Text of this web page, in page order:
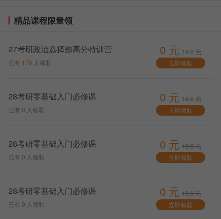
书》和《退出现役证》。
1、现场确认主要是交钱照相签字确认。不过要注
间即网报的截止时间。
2、现场确认时间在2019年11月10日之前，大家要
有现场确认环节，以免错过报名时间。
3、还有一点大家最关注的【学历学位证】，现场确
4、大家可以参考报考所在地省招生办的网报公告，
精品课程限量领
27考研政治选择题高分特训营
已有 176 人领取
0 元 19.9 元
立即领取
28考研零基础入门必修课
已有 0 人领取
0 元 19.9 元
立即领取
28考研零基础入门必修课
已有 0 人领取
0 元 19.9 元
立即领取
28考研零基础入门必修课
已有 0 人领取
0 元 19.9 元
立即领取